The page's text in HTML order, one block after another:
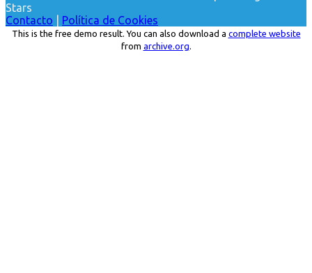
Stars
Contacto
Política de Cookies
This is the free demo result. You can also download a complete website
from archive.org.